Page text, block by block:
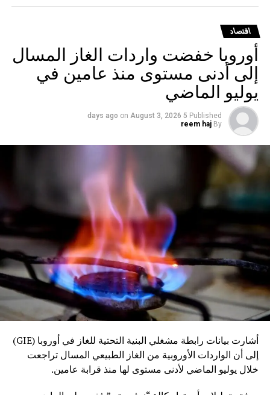
المغادرين من مطارات موسكو الثلاثة (شيريميتيفو ودوموديدوفو
وفنوكوفو) ومطار فلاديفوستوك (كنيفيتشي) بشرط حصولهم
على تصريح مسبق من هيئة الرقابة الروسية على المعادن
الثمينة.
اقتصاد
أوروبا خفضت واردات الغاز المسال
إلى أدنى مستوى منذ عامين في
يوليو الماضي
Published
5 days ago
on August 3, 2026
By
reem haj
أشارت بيانات رابطة مشغلي البنية التحتية للغاز في أوروبا (GIE)
إلى أن الواردات الأوروبية من الغاز الطبيعي المسال تراجعت
خلال يوليو الماضي لأدنى مستوى لها منذ قرابة عامين.